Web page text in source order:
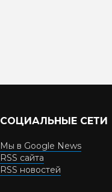
СОЦИАЛЬНЫЕ СЕТИ
Мы в Google News
RSS сайта
RSS новостей